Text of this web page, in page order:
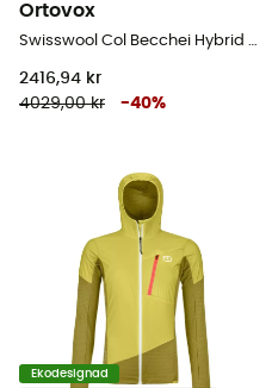
Ortovox
2416,94 kr
4029,00 kr
-40%
Ekodesignad